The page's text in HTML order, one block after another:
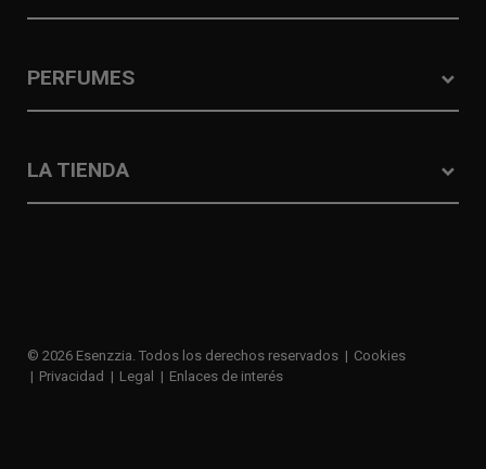
PERFUMES
LA TIENDA
© 2026 Esenzzia. Todos los derechos reservados
Cookies
Privacidad
Legal Enlaces de interés